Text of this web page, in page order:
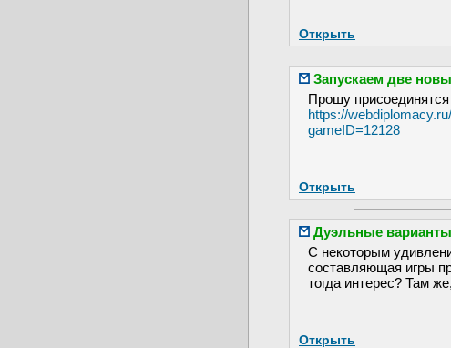
Открыть
Запускаем две
Прошу
https://
gameID=12128
Открыть
Дуэльные
С некоторым
составляющая игры
тогда интерес? Там
Открыть